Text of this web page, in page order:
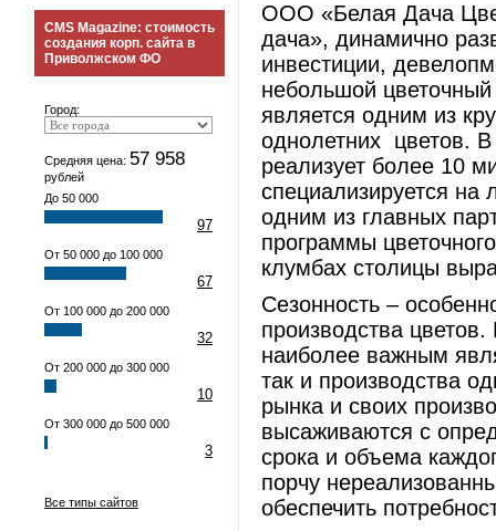
CMS Magazine: стоимость
создания корп. сайта в
Приволжском ФО
Город:
Средняя цена: 57 958
рублей
До 50 000
97
От 50 000 до 100 000
67
От 100 000 до 200 000
32
От 200 000 до 300 000
10
От 300 000 до 500 000
3
Все типы сайтов
ООО «Белая Дача
дача», динамично
инвестиции,
небольшой
является одним из
однолетних цветов.
реализует более 10
специализируется
одним из главных
программы
клумбах столицы
Сезонность –
производства
наиболее важным
так и производства
рынка и своих
высаживаются с
срока и объема
порчу
обеспечить